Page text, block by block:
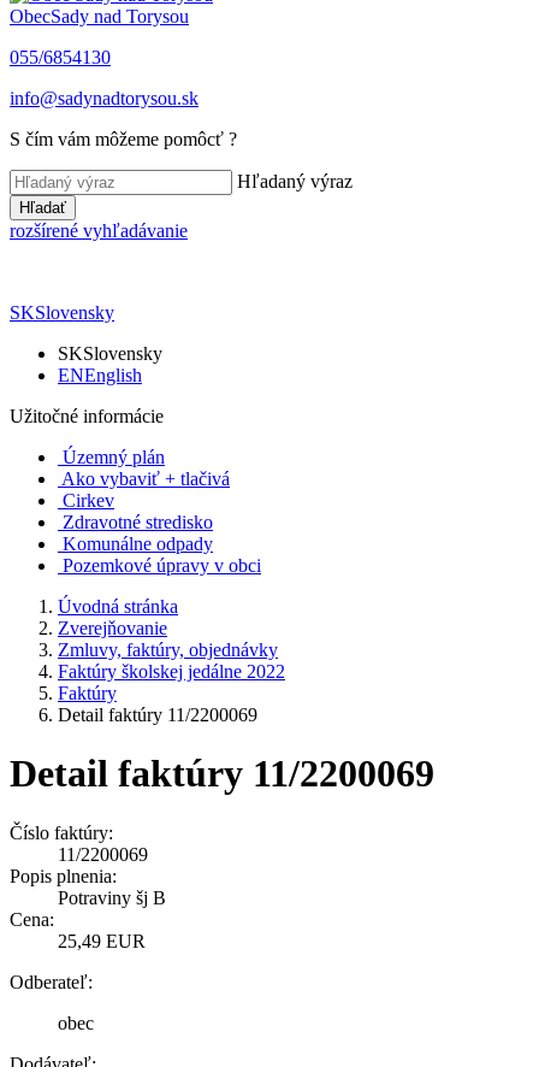
ObecSady nad Torysou
055/6854130
info@sadynadtorysou.sk
S čím vám môžeme pomôcť ?
Hľadaný výraz
Hľadať
rozšírené vyhľadávanie
SKSlovensky
SKSlovensky
ENEnglish
Užitočné informácie
Územný plán
Ako vybaviť + tlačivá
Cirkev
Zdravotné stredisko
Komunálne odpady
Pozemkové úpravy v obci
Úvodná stránka
Zverejňovanie
Zmluvy, faktúry, objednávky
Faktúry školskej jedálne 2022
Faktúry
Detail faktúry 11/2200069
Detail faktúry 11/2200069
Číslo faktúry:
11/2200069
Popis plnenia:
Potraviny šj B
Cena:
25,49 EUR
Odberateľ:
obec